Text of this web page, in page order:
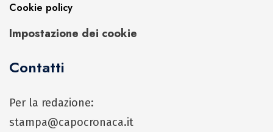
Cookie policy
Impostazione dei cookie
Contatti
Per la redazione:
stampa@capocronaca.it